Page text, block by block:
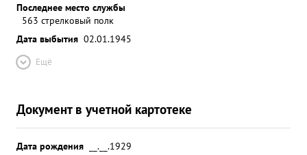
Последнее место службы
563 стрелковый полк
Дата выбытия 02.01.1945
Ещё
Документ в учетной картотеке
Дата рождения __.__.1929